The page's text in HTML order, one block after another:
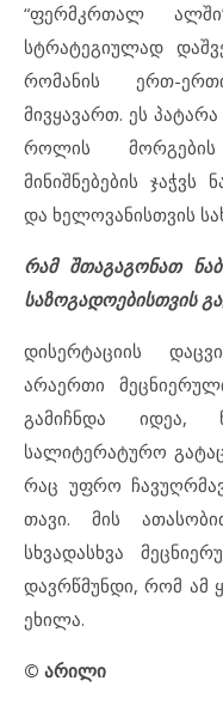
“ფერმკრთალ
სტრატეგიულად
რომანის ერთ-
მივყავართ. ეს
როლის
მინიშნებების ჯაჭვს
და ხელოვანისთვის
რამ შთაგაგონათ
საზოგადოებისთვის
დისერტაციის
არაერთი
გამიჩნდა იდეა,
სალიტერატურო
რაც უფრო
თავი. მის
სხვადასხვა
დავრწმუნდი, რომ ამ
ეხილა.
© არილი